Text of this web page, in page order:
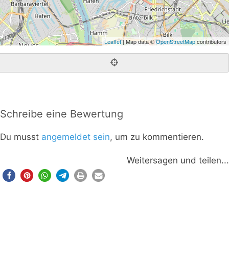
Leaflet| Map data ©OpenStreetMapcontributors
Schreibe eine Bewertung
Du musst angemeldet sein, um zu kommentieren.
Weitersagen und teilen...